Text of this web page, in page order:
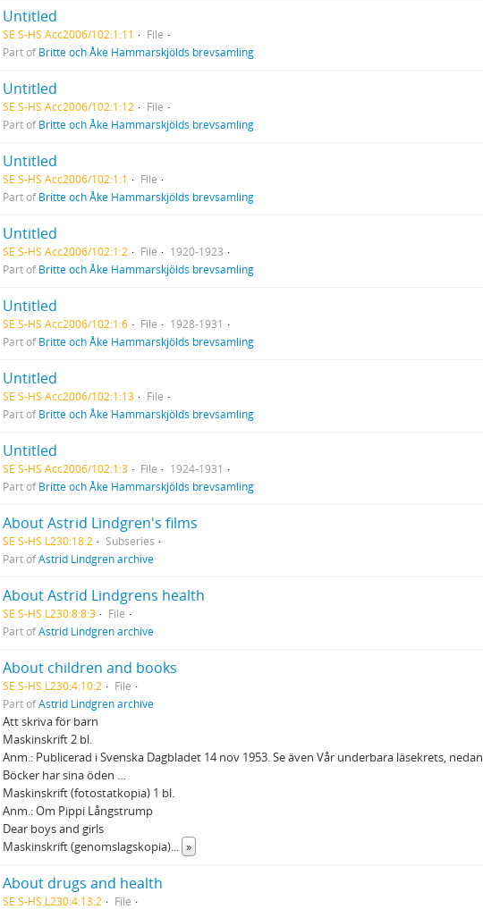
Untitled
SE S-HS Acc2006/102:1:11
File
Part ofBritte och Åke Hammarskjölds brevsamling
Untitled
SE S-HS Acc2006/102:1:12
File
Part ofBritte och Åke Hammarskjölds brevsamling
Untitled
SE S-HS Acc2006/102:1:1
File
Part ofBritte och Åke Hammarskjölds brevsamling
Untitled
SE S-HS Acc2006/102:1:2 File
1920-1923
Part ofBritte och Åke Hammarskjölds brevsamling
Untitled
SE S-HS Acc2006/102:1:6 File
1928-1931
Part ofBritte och Åke Hammarskjölds brevsamling
Untitled
SE S-HS Acc2006/102:1:13
File
Part ofBritte och Åke Hammarskjölds brevsamling
Untitled
SE S-HS Acc2006/102:1:3 File
1924-1931
Part ofBritte och Åke Hammarskjölds brevsamling
About Astrid Lindgren's films
SE S-HS L230:18:2
Subseries
Part ofAstrid Lindgren archive
About Astrid Lindgrens health
SE S-HS L230:8:8:3
File
Part ofAstrid Lindgren archive
About children and books
SE S-HS L230:4:10:2
File
Part ofAstrid Lindgren archive
Att skriva för barn
Maskinskrift 2 bl.
Anm.: Publicerad i Svenska Dagbladet 14 nov 1953. Se även Vår underbara läsekrets, nedan
Böcker har sina öden …
Maskinskrift (fotostatkopia) 1 bl.
Anm.: Om Pippi Långstrump
Dear boys and girls
Maskinskrift (genomslagskopia)
»
About drugs and health
SE S-HS L230:4:13:2
File